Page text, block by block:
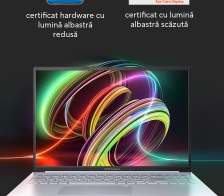
certificat hardware cu
lumină albastră
redusă
certificat cu lumină
albastră scăzută